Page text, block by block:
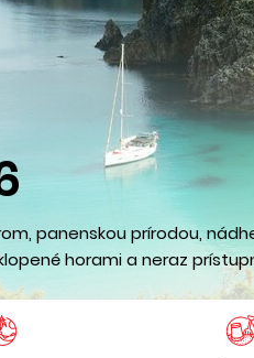
panenskou prírodou,
horami a neraz